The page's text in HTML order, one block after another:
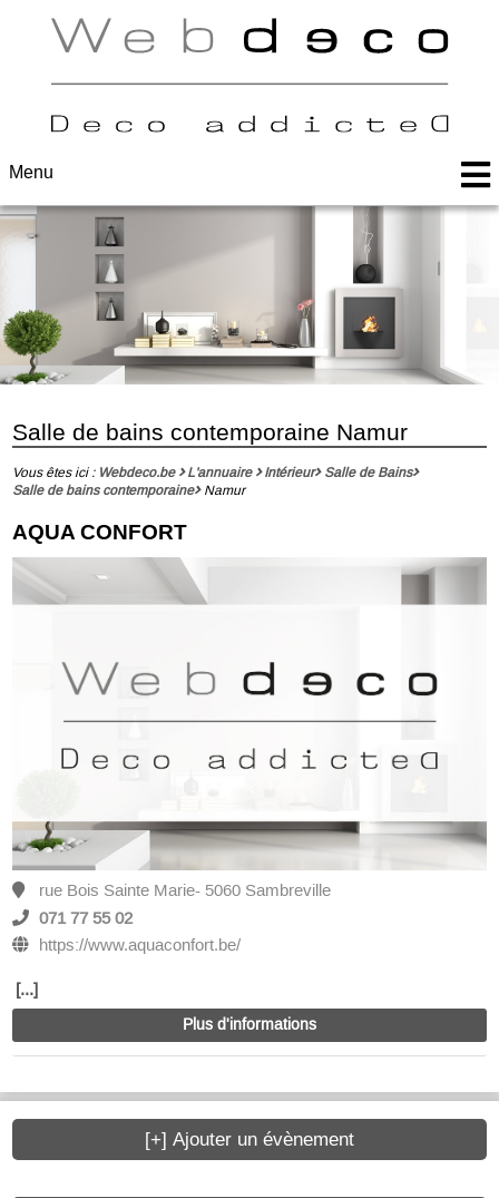
Menu
Salle de bains contemporaine Namur
Vous êtes ici : Webdeco.be L'annuaire Intérieur
Salle de Bains
Salle de bains contemporaine
Namur
AQUA CONFORT
rue Bois Sainte Marie- 5060 Sambreville
071 77 55 02
https://www.aquaconfort.be/
[...]
Plus d'informations
[+] Ajouter un évènement